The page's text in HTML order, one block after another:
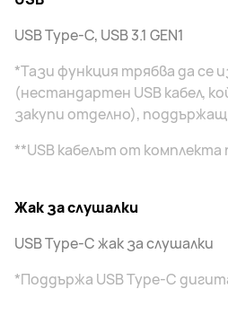
USB Type-C, USB 3.1 GEN1
*Тази функция трябва да се
(нестандартен USB кабел,
закупи отделно),
**USB кабелът от комплекта
Жак за слушалки
USB Type-C жак за слушалки
*Поддържа USB Type-C